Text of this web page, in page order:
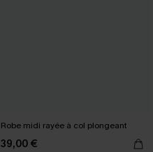
Robe midi rayée à col plongeant
39,00 €